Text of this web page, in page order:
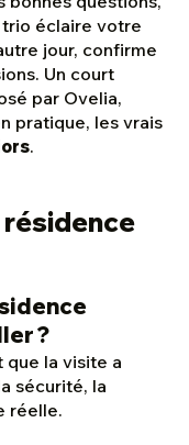
trio éclaire votre
jour, confirme
Un court
par Ovelia,
pratique, les vrais
.
?
que la visite a
sécurité, la
réelle.